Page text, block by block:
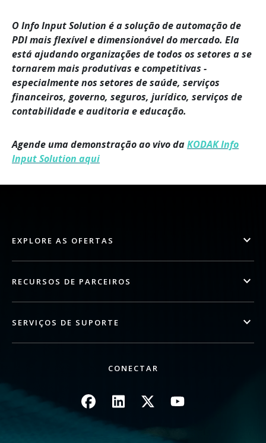
O Info Input Solution é a solução de automação de
PDI mais flexível e dimensionável do mercado. Ela
está ajudando organizações de todos os setores a se
tornarem mais produtivas e competitivas -
especialmente nos setores de saúde, serviços
financeiros, governo, seguros, jurídico, serviços de
contabilidade e auditoria e educação.
Agende uma demonstração ao vivo daKODAK Info
Input Solution aqui
EXPLORE AS OFERTAS
RECURSOS DE PARCEIROS
SERVIÇOS DE SUPORTE
CONECTAR
ImagemImagemImagemImagem